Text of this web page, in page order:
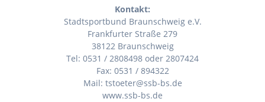
Kontakt:
Stadtsportbund Braunschweig e.V.
Frankfurter Straße 279
38122 Braunschweig
Tel: 0531 / 2808498 oder 2807424
Fax: 0531 / 894322
Mail: tstoeter@ssb-bs.de
www.ssb-bs.de